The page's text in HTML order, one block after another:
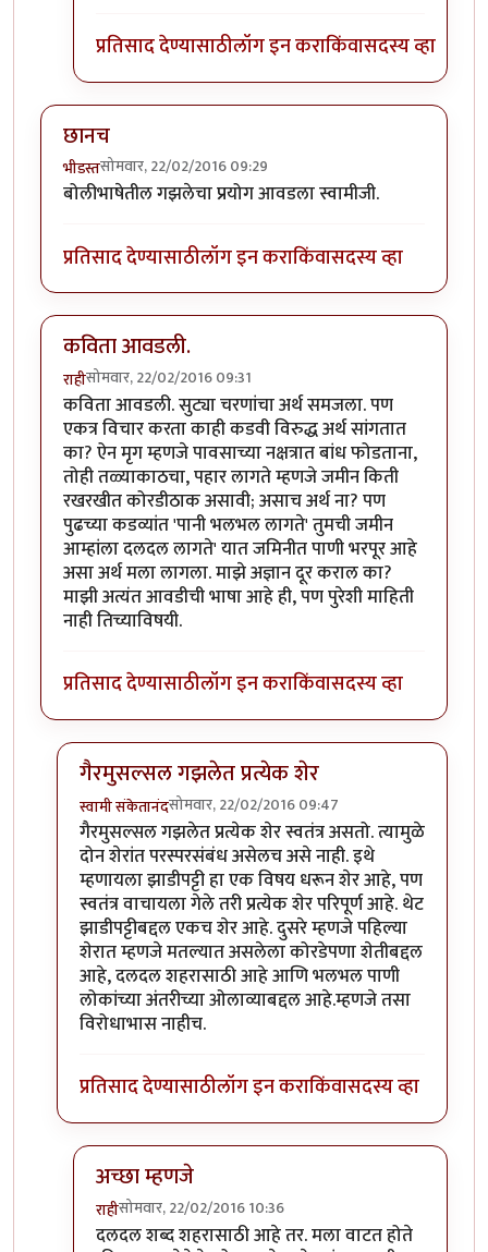
प्रतिसाद देण्यासाठीलॉग इन कराकिंवासदस्य व्हा
छानच
भीडस्तसोमवार, 22/02/2016 09:29
बोलीभाषेतील गझलेचा प्रयोग आवडला स्वामीजी.
प्रतिसाद देण्यासाठीलॉग इन कराकिंवासदस्य व्हा
कविता आवडली.
राहीसोमवार, 22/02/2016 09:31
कविता आवडली. सुट्या चरणांचा अर्थ समजला. पण
एकत्र विचार करता काही कडवी विरुद्ध अर्थ सांगतात
का? ऐन मृग म्हणजे पावसाच्या नक्षत्रात बांध फोडताना,
तोही तळ्याकाठचा, पहार लागते म्हणजे जमीन किती
रखरखीत कोरडीठाक असावी; असाच अर्थ ना? पण
पुढच्या कडव्यांत 'पानी भलभल लागते' तुमची जमीन
आम्हांला दलदल लागते' यात जमिनीत पाणी भरपूर आहे
असा अर्थ मला लागला. माझे अज्ञान दूर कराल का?
माझी अत्यंत आवडीची भाषा आहे ही, पण पुरेशी माहिती
नाही तिच्याविषयी.
प्रतिसाद देण्यासाठीलॉग इन कराकिंवासदस्य व्हा
गैरमुसल्सल गझलेत प्रत्येक शेर
स्वामी संकेतानंदसोमवार, 22/02/2016 09:47
In reply toकविता आवडली.byराही
गैरमुसल्सल गझलेत प्रत्येक शेर स्वतंत्र असतो. त्यामुळे
दोन शेरांत परस्परसंबंध असेलच असे नाही. इथे
म्हणायला झाडीपट्टी हा एक विषय धरून शेर आहे, पण
स्वतंत्र वाचायला गेले तरी प्रत्येक शेर परिपूर्ण आहे. थेट
झाडीपट्टीबद्दल एकच शेर आहे. दुसरे म्हणजे पहिल्या
शेरात म्हणजे मतल्यात असलेला कोरडेपणा शेतीबद्दल
आहे, दलदल शहरासाठी आहे आणि भलभल पाणी
लोकांच्या अंतरीच्या ओलाव्याबद्दल आहे.म्हणजे तसा
विरोधाभास नाहीच.
प्रतिसाद देण्यासाठीलॉग इन कराकिंवासदस्य व्हा
अच्छा म्हणजे
राहीसोमवार, 22/02/2016 10:36
In reply toगैरमुसल्सल गझलेत प्रत्येक शेरbyस्वामी
दलदल शब्द शहरासाठी आहे तर. मला वाटत होते